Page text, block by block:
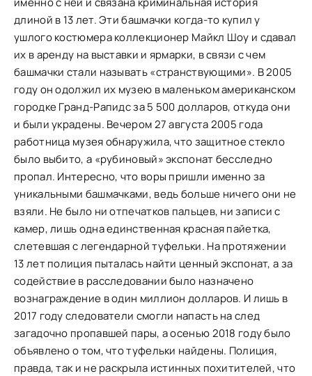
длиной в 13 лет. Эти башмачки когда-то купил у
ушлого костюмера коллекционер Майкл Шоу и сдавал
их в аренду на выставки и ярмарки, в связи с чем
башмачки стали называть «странствующими». В 2005
году он одолжил их музею в маленьком американском
городке Гранд-Рапидс за 5 500 долларов, откуда они
и были украдены. Вечером 27 августа 2005 года
работница музея обнаружила, что защитное стекло
было выбито, а «рубиновый» экспонат бесследно
пропал. Интересно, что воры пришли именно за
уникальными башмачками, ведь больше ничего они не
взяли. Не было ни отпечатков пальцев, ни записи с
камер, лишь одна единственная красная пайетка,
слетевшая с легендарной туфельки. На протяжении
13 лет полиция пыталась найти ценный экспонат, а за
содействие в расследовании было назначено
вознаграждение в один миллион долларов. И лишь в
2017 году следователи смогли напасть на след
загадочно пропавшей пары, а осенью 2018 году было
объявлено о том, что туфельки найдены. Полиция,
правда, так и не раскрыла истинных похитителей, что